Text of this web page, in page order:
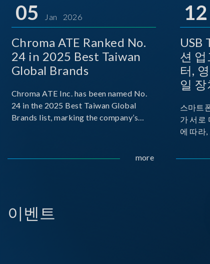
05 Jan 2026
Chroma ATE Ranked No.
24 in 2025 Best Taiwan
Global Brands
Chroma ATE Inc. has been named No.
24 in the 2025 Best Taiwan Global
Brands list, marking the company’s
more
12
USB
션
터,
일
스마트
가 서로
에 따라
시되고
라, 모
이벤트